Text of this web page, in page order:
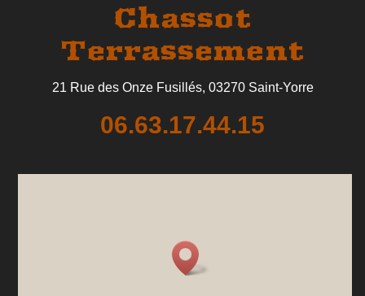
Chassot
Terrassement
21 Rue des Onze Fusillés, 03270 Saint-Yorre
06.63.17.44.15